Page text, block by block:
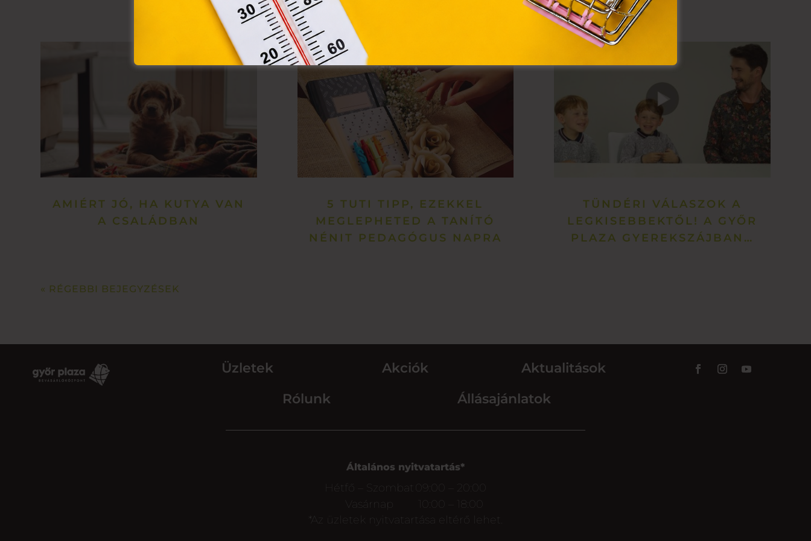
AMIÉRT JÓ, HA KUTYA VAN
A CSALÁDBAN
5 TUTI TIPP, EZEKKEL
MEGLEPHETED A TANÍTÓ
NÉNIT PEDAGÓGUS NAPRA
TÜNDÉRI VÁLASZOK A
LEGKISEBBEKTŐL! A GYŐR
PLAZA GYEREKSZÁJBAN…
« RÉGEBBI BEJEGYZÉSEK
Üzletek Akciók
Aktualitások
Rólunk
Állásajánlatok
Általános nyitvatartás*
Hétfő – Szombat
09:00 – 20:00
Vasárnap
10:00 – 18:00
*Az üzletek nyitvatartása eltérő lehet.